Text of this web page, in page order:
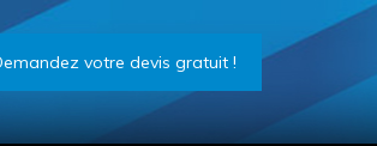
votre devis gratuit !